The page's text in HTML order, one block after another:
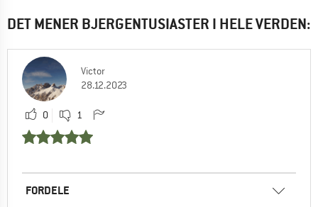
DET MENER BJERGENTUSIASTER I HELE VERDEN:
Victor
28.12.2023
0 1
FORDELE